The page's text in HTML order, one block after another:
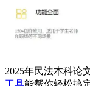
2025年民法本科论
工具能帮你轻松搞